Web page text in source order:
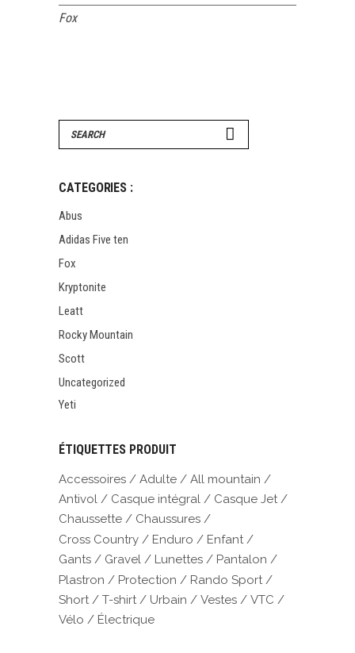
Fox
Search
for:
CATEGORIES :
Abus
Adidas Five ten
Fox
Kryptonite
Leatt
Rocky Mountain
Scott
Uncategorized
Yeti
ÉTIQUETTES PRODUIT
Accessoires Adulte
All mountain
Antivol
Casque intégral
Casque Jet
Chaussette
Chaussures
Cross Country
Enduro
Enfant
Gants
Gravel Lunettes
Pantalon
Plastron
Protection
Rando Sport
Short
T-shirt Urbain Vestes
VTC
Vélo
Électrique